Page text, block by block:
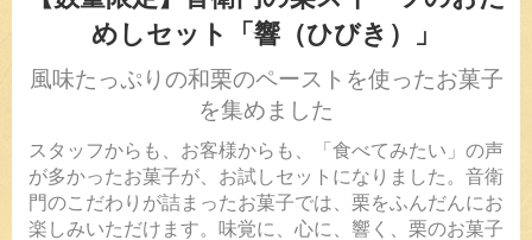
めしセット「響（ひびき）」
風味たっぷりの和栗のペーストを使ったお菓子
を集めました
スタッフからも、お客様からも、「食べてみたい」の声
が多かったお菓子が、お試しセットになりました。音衛
門のこだわりが詰まったお菓子では、栗をふんだんにお
楽しみいただけます。味覚に、心に、響く、栗のお菓子